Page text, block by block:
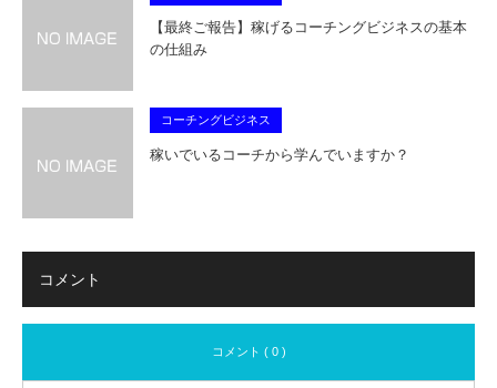
【最終ご報告】稼げるコーチングビジネスの基本
の仕組み
コーチングビジネス
稼いでいるコーチから学んでいますか？
コメント
コメント ( 0 )